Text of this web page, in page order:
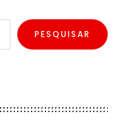
PESQUISAR